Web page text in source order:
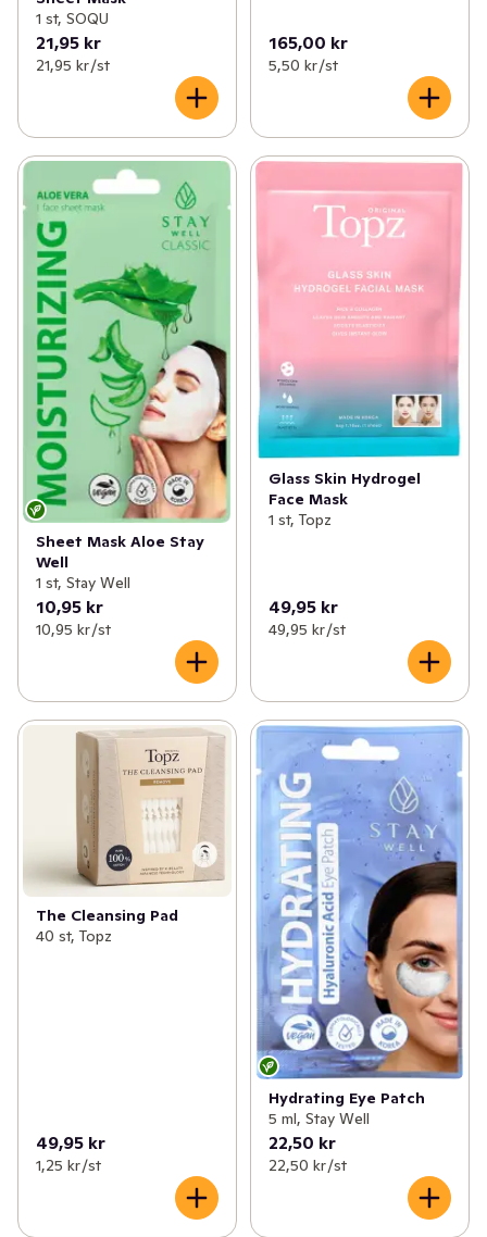
1 st, SOQU
21,95 kr
21,95 kr /st
165,00 kr
5,50 kr /st
Sheet Mask Aloe Stay
Well
1 st, Stay Well
10,95 kr
10,95 kr /st
Glass Skin Hydrogel
Face Mask
1 st, Topz
49,95 kr
49,95 kr /st
The Cleansing Pad
40 st, Topz
49,95 kr
1,25 kr /st
Hydrating Eye Patch
5 ml, Stay Well
22,50 kr
22,50 kr /st